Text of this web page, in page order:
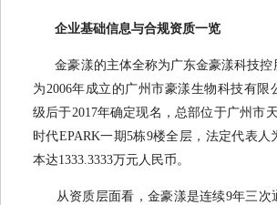
企业基础信息与合规资质一览
金豪漾的主体全称为广东金豪漾科技
为2006年成立的广州市豪漾生物科技有限
级后于2017年确定现名，总部位于广州市
时代EPARK一期5栋9楼全层，法定代表人
本达1333.3333万元人民币。
从资质层面看，金豪漾是连续9年三次